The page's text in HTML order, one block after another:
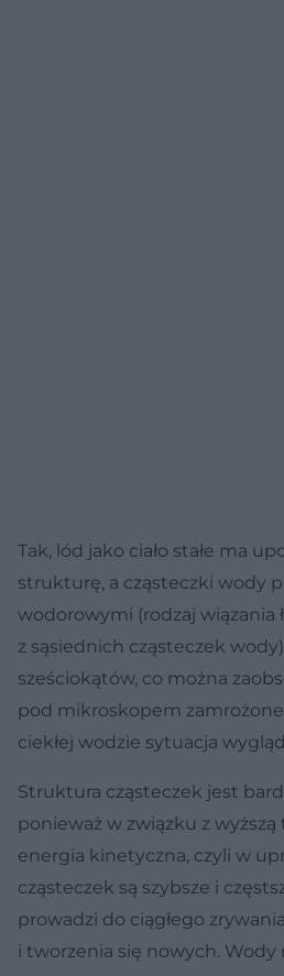
Tak, lód jako ciało stałe ma
strukturę, a cząsteczki wody
wodorowymi (rodzaj wiązania
z sąsiednich cząsteczek
sześciokątów, co można
pod mikroskopem
ciekłej wodzie sytuacja
Struktura cząsteczek jest
ponieważ w związku z
energia kinetyczna, czyli w
cząsteczek są szybsze i
prowadzi do ciągłego
i tworzenia się nowych. Wody